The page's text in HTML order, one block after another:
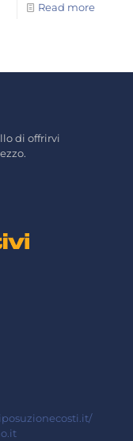
Read more
di offrirvi